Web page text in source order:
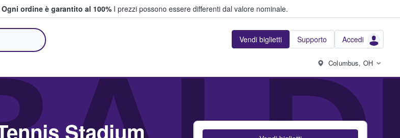
Ogni ordine è garantito al 100% I prezzi possono essere differenti dal valore nominale.
biglietti Vendi biglietti Supporto Accedi
Columbus, OH
Stadium